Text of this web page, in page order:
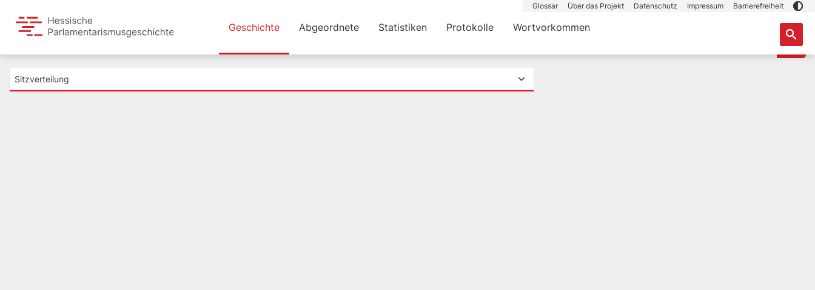
Glossar Über das Projekt Datenschutz Impressum Barrierefreiheit
Geschichte Abgeordnete Statistiken Protokolle Wortvorkommen